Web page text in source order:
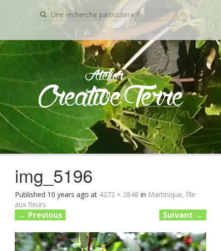
Recherche
pour:
Atelier
Creative Terre
Skip
to
img_5196
Published 10 years ago at 4272 × 2848 in Martinique, l’île
aux fleurs
← Previous Suivant →